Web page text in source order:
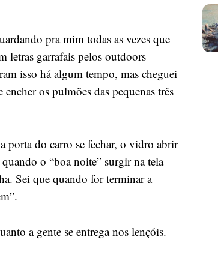
pra mim todas as vezes que
letras garrafais pelos outdoors
isso há algum tempo, mas cheguei
os pulmões das pequenas três
porta do carro se fechar, o vidro abrir
o “boa noite” surgir na tela
Sei que quando for terminar a
a gente se entrega nos lençóis.